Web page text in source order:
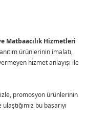
Matbaacılık Hizmetleri
ürünlerinin imalatı,
hizmet anlayışı ile
promosyon ürünlerinin
bu başarıyı